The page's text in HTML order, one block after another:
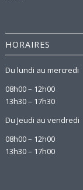
HORAIRES
Du lundi au mercredi
08h00 – 12h00
13h30 – 17h30
Du Jeudi au vendredi
08h00 – 12h00
13h30 – 17h00